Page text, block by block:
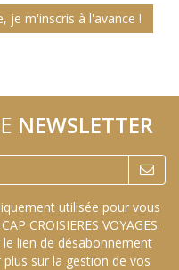
je m'inscris à l'avance !
NEWSLETTER
utilisée pour vous
CROISIERES VOYAGES.
lien de désabonnement
plus sur la gestion de vos